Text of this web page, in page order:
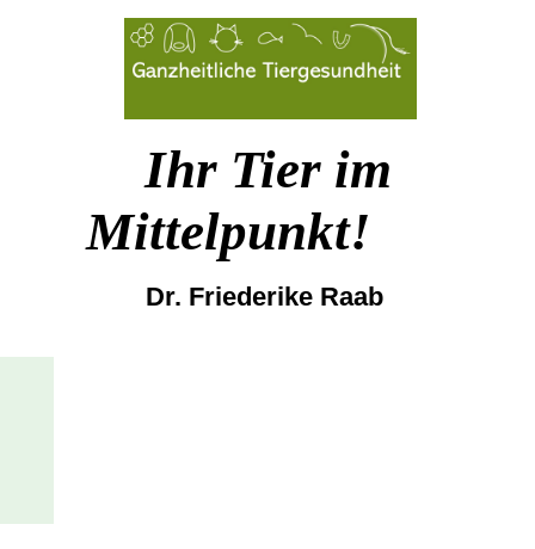
Ihr Tier im
Mittelpunkt!
Dr. Friederike Raab